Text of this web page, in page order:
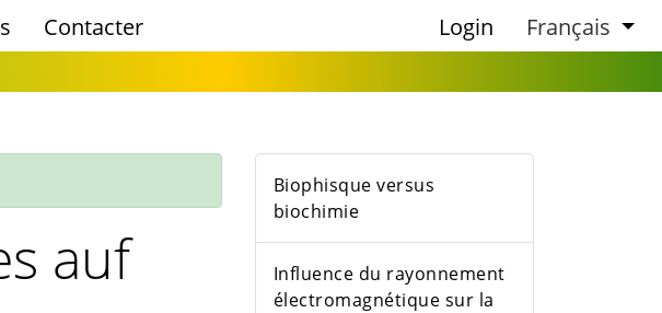
Contacter Login Français
auf
Biophisque versus
biochimie
Influence du rayonnement
électromagnétique sur la